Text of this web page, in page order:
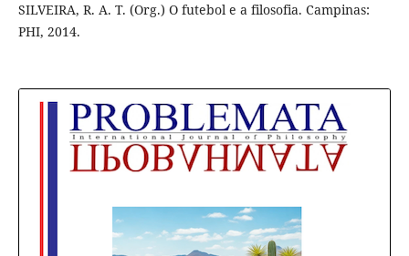
SILVEIRA, R. A. T. (Org.) O futebol e a filosofia. Campinas:
PHI, 2014.